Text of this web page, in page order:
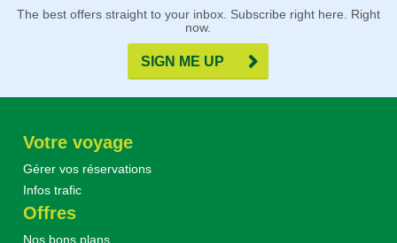
The best offers straight to your inbox. Subscribe right here. Right
now.
SIGN ME UP
Votre voyage
Gérer vos réservations
Infos trafic
Offres
Nos bons plans